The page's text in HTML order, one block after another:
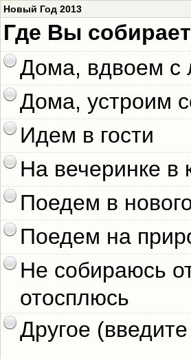
Новый Год 2013
Где Вы
Дома, вдвоем
Дома, устроим
Идем в гости
На вечеринке в
Поедем в
Поедем на
Не собираюсь
отосплюсь
Другое